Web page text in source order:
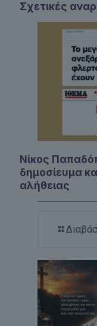
Σχετικές
Νίκος
δημοσίευμα
αλήθειας